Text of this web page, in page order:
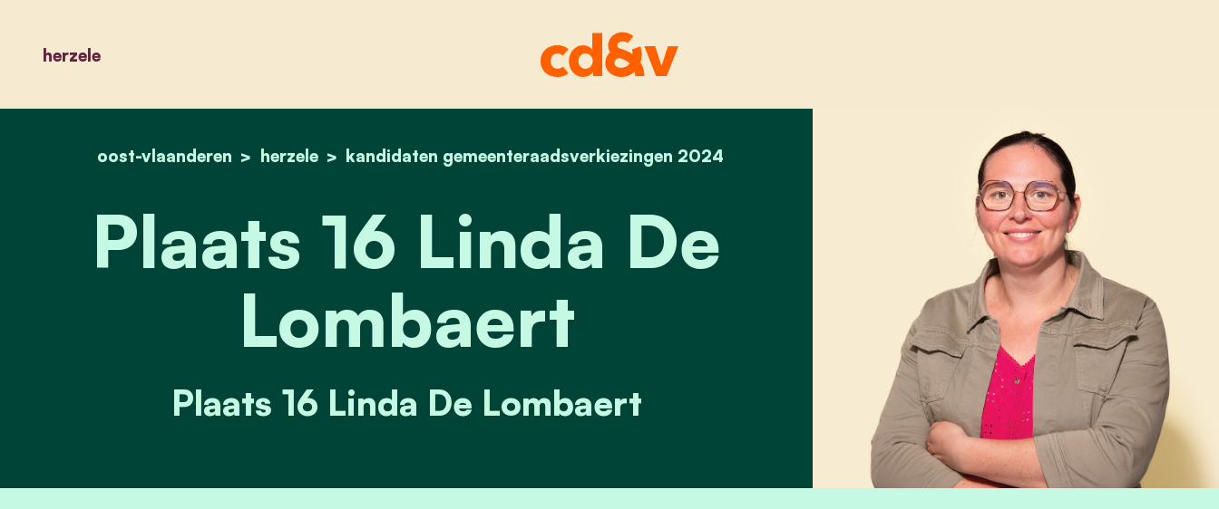
herzele
home
oost-vlaanderen herzele kandidaten gemeenteraadsverkiezingen 2024
plaats 16 linda de lombaert
Plaats 16 Linda De
Lombaert
Plaats 16 Linda De Lombaert